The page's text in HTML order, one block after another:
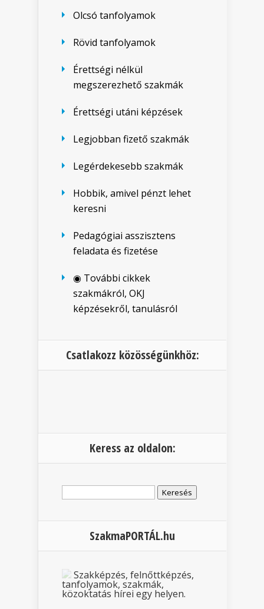
Olcsó tanfolyamok
Rövid tanfolyamok
Érettségi nélkül
megszerezhető szakmák
Érettségi utáni képzések
Legjobban fizető szakmák
Legérdekesebb szakmák
Hobbik, amivel pénzt lehet
keresni
Pedagógiai asszisztens
feladata és fizetése
◉ További cikkek
szakmákról, OKJ
képzésekről, tanulásról
Csatlakozz közösségünkhöz:
Keress az oldalon:
Keresés:
SzakmaPORTÁL.hu
Szakképzés, felnőttképzés,
tanfolyamok, szakmák,
közoktatás hírei egy helyen.